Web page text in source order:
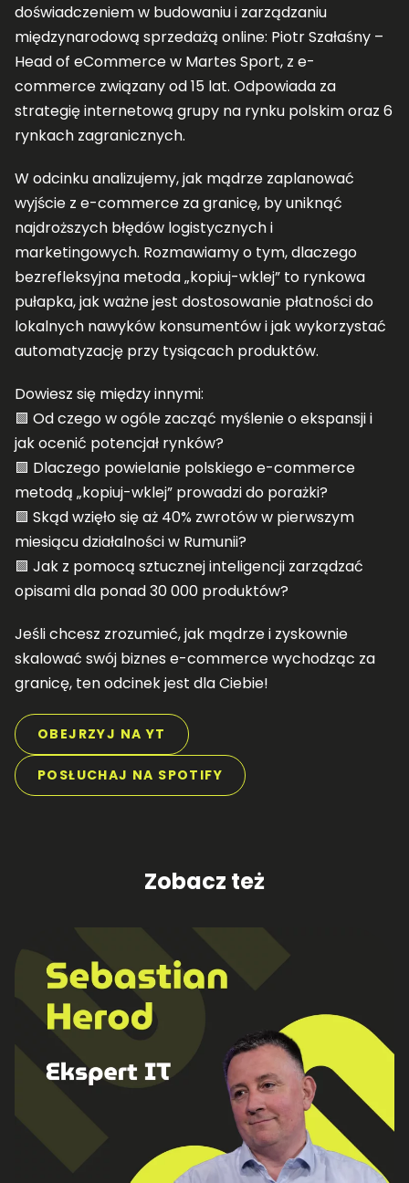
doświadczeniem w budowaniu i zarządzaniu
międzynarodową sprzedażą online: Piotr Szałaśny –
Head of eCommerce w Martes Sport, z e-
commerce związany od 15 lat. Odpowiada za
strategię internetową grupy na rynku polskim oraz 6
rynkach zagranicznych.
W odcinku analizujemy, jak mądrze zaplanować
wyjście z e-commerce za granicę, by uniknąć
najdroższych błędów logistycznych i
marketingowych. Rozmawiamy o tym, dlaczego
bezrefleksyjna metoda „kopiuj-wklej” to rynkowa
pułapka, jak ważne jest dostosowanie płatności do
lokalnych nawyków konsumentów i jak wykorzystać
automatyzację przy tysiącach produktów.
Dowiesz się między innymi:
🟪 Od czego w ogóle zacząć myślenie o ekspansji i
jak ocenić potencjał rynków?
🟪 Dlaczego powielanie polskiego e-commerce
metodą „kopiuj-wklej” prowadzi do porażki?
🟪 Skąd wzięło się aż 40% zwrotów w pierwszym
miesiącu działalności w Rumunii?
🟪 Jak z pomocą sztucznej inteligencji zarządzać
opisami dla ponad 30 000 produktów?
Jeśli chcesz zrozumieć, jak mądrze i zyskownie
skalować swój biznes e-commerce wychodząc za
granicę, ten odcinek jest dla Ciebie!
OBEJRZYJ NA YT
POSŁUCHAJ NA SPOTIFY
Zobacz też